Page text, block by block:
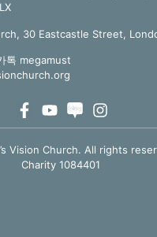
30 Eastcastle Street,
톡 megamust
Vision Church. All rights
Charity 1084401